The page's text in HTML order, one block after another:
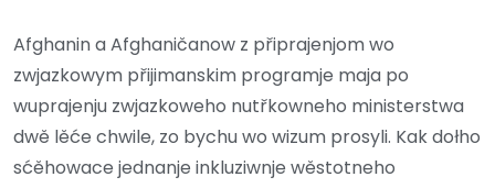
Afghanin a Afghaničanow z připrajenjom wo
zwjazkowym přijimanskim programje maja po
wuprajenju zwjazkoweho nutřkowneho ministerstwa
dwě lěće chwile, zo bychu wo wizum prosyli. Kak dołho
sćěhowace jednanje inkluziwnje wěstotneho